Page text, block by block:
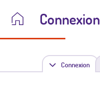
Connexion
Connexion(